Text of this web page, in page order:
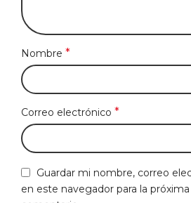
Nombre *
Correo electrónico *
Guardar mi nombre, correo
en este navegador para la